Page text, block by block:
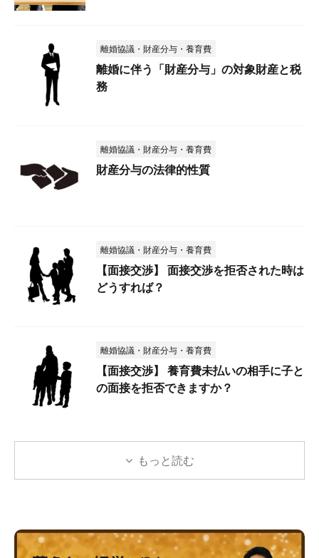
離婚協議・財産分与・養育費
離婚に伴う「財産分与」の対象財産と税
務
離婚協議・財産分与・養育費
財産分与の法律的性質
離婚協議・財産分与・養育費
【面接交渉】 面接交渉を拒否された時は
どうすれば？
離婚協議・財産分与・養育費
【面接交渉】 養育費未払いの相手に子と
の面接を拒否できますか？
もっと読む